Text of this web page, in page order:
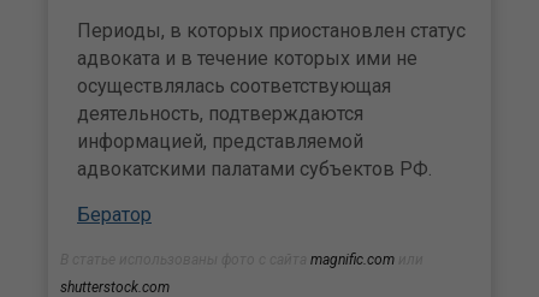
Периоды, в которых приостановлен статус
адвоката и в течение которых ими не
осуществлялась соответствующая
деятельность, подтверждаются
информацией, представляемой
адвокатскими палатами субъектов РФ.
Бератор
magnific.com
shutterstock.com